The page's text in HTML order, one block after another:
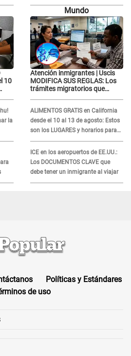
APARECER en centro oncológico:
“La oración tiene poder”
10
la
Mundo
Atención inmigrantes | Uscis
MODIFICA SUS REGLAS: Los
trámites migratorios que
ALIMENTOS GRATIS en California
desde el 10 al 13 de agosto: Estos
son los LUGARES y horarios para
recibir la ayuda
ICE en los aeropuertos de EE.UU.:
Los DOCUMENTOS CLAVE que
debe tener un inmigrante al viajar
Políticas y Estándares
de uso